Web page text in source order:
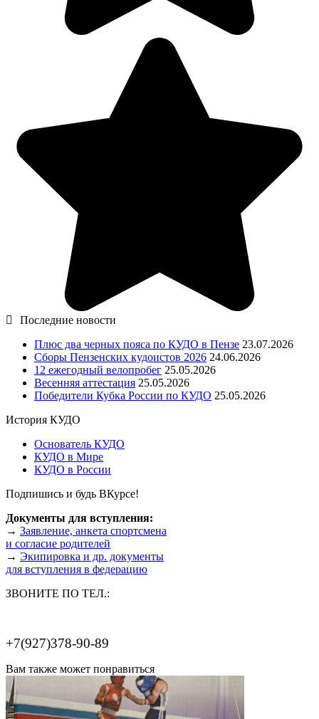
Последние новости
Плюс два черных пояса по КУДО в Пензе 23.07.2026
Сборы Пензенских кудоистов 2026 24.06.2026
12 ежегодный велопробег 25.05.2026
Весенняя аттестация 25.05.2026
Победители Кубка России по КУДО 25.05.2026
История КУДО
Основатель КУДО
КУДО в Мире
КУДО в России
Подпишись и будь ВКурсе!
Документы для вступления:
→ Заявление, анкета спортсмена
и согласие родителей
→ Экипировка и др. документы
для вступления в федерацию
ЗВОНИТЕ ПО ТЕЛ.:
+7(927)378-90-89
Вам также может понравиться